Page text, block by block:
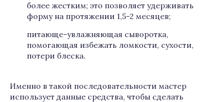
более жестким; это позволяет удерживать
форму на протяжении 1,5-2 месяцев;
питающе-увлажняющая сыворотка,
помогающая избежать ломкости, сухости,
потери блеска.
Именно в такой последовательности мастер
использует данные средства, чтобы сделать